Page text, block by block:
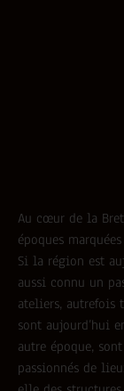
Au cœur de la
époques
Si la région est
aussi connu un
ateliers, autrefois
sont aujourd’hui
autre époque,
passionnés de